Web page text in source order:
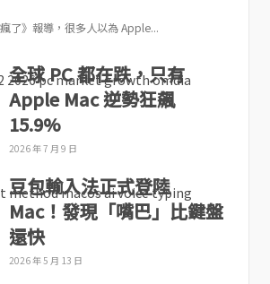
了》報導，很多人以為 Apple...
全球 PC 都在跌，只有
Apple Mac 逆勢狂飆
15.9%
2026 年 7 月 9 日
豆包輸入法正式登陸
Mac！發現「嘴巴」比鍵盤
還快
2026 年 5 月 13 日